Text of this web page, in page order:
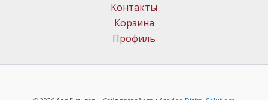
Контакты
Корзина
Профиль